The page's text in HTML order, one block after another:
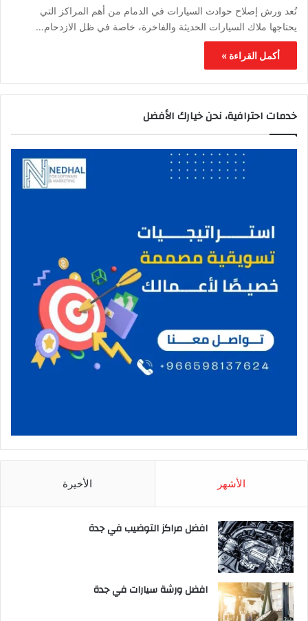
تُعد ورش إصلاح حوادث السيارات في الدمام من أهم المراكز التي
يحتاجها ملاك السيارات الحديثة والفاخرة، خاصة في ظل الازدحام…
أكمل القراءة »
خدمات احترافية، نحن خيارك الأفضل
الأشهر الأخيرة
افضل مراكز التوضيب في جدة
افضل ورشة سيارات في جدة